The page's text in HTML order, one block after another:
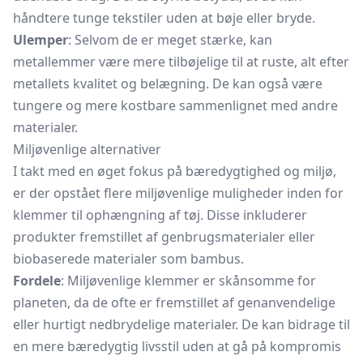
håndtere tunge tekstiler uden at bøje eller bryde.
Ulemper: Selvom de er meget stærke, kan
metallemmer være mere tilbøjelige til at ruste, alt efter
metallets kvalitet og belægning. De kan også være
tungere og mere kostbare sammenlignet med andre
materialer.
Miljøvenlige alternativer
I takt med en øget fokus på bæredygtighed og miljø,
er der opstået flere miljøvenlige muligheder inden for
klemmer til ophængning af tøj. Disse inkluderer
produkter fremstillet af genbrugsmaterialer eller
biobaserede materialer som bambus.
Fordele: Miljøvenlige klemmer er skånsomme for
planeten, da de ofte er fremstillet af genanvendelige
eller hurtigt nedbrydelige materialer. De kan bidrage til
en mere bæredygtig livsstil uden at gå på kompromis